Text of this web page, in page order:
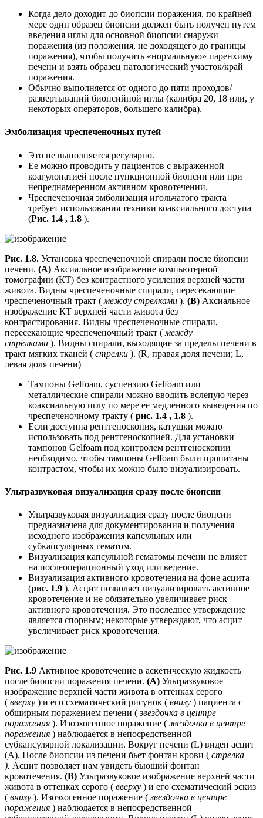
Когда дело доходит до биопсии поражения, по крайней
мере один образец биопсии должен быть получен путем
введения иглы для основной биопсии снаружи
поражения (из положения, не доходящего до границы
поражения), чтобы получить «нормальную» паренхиму
печени и взять образец патологический участок/край
поражения.
Обычно выполняется от одного до пяти проходов/
развертываний биопсийной иглы (калибра 20, 18 или, у
некоторых операторов, большего калибра).
Эмболизация чреспеченочных путей
Это не выполняется регулярно.
Ее можно проводить у пациентов с выраженной
коагулопатией после пункционной биопсии или при
непреднамеренном активном кровотечении.
Чреспеченочная эмболизация игольчатого тракта
требует использования техники коаксиального доступа
(Рис. 1.4 , 1.8 ).
Рис. 1.8. Установка чреспеченочной спирали после биопсии
печени. (А) Аксиальное изображение компьютерной
томографии (КТ) без контрастного усиления верхней части
живота. Видны чреспеченочные спирали, пересекающие
чреспеченочный тракт ( между стрелками ). (B) Аксиальное
изображение КТ верхней части живота без
контрастирования. Видны чреспеченочные спирали,
пересекающие чреспеченочный тракт ( между
стрелками ). Видны спирали, выходящие за пределы печени в
тракт мягких тканей ( стрелки ). (R, правая доля печени; L,
левая доля печени)
Тампоны Gelfoam, суспензию Gelfoam или
металлические спирали можно вводить вслепую через
коаксиальную иглу по мере ее медленного выведения по
чреспеченочному тракту ( рис. 1.4 , 1.8 ).
Если доступна рентгеноскопия, катушки можно
использовать под рентгеноскопией. Для установки
тампонов Gelfoam под контролем рентгеноскопии
необходимо, чтобы тампоны Gelfoam были пропитаны
контрастом, чтобы их можно было визуализировать.
Ультразвуковая визуализация сразу после биопсии
Ультразвуковая визуализация сразу после биопсии
предназначена для документирования и получения
исходного изображения капсульных или
субкапсулярных гематом.
Визуализация капсульной гематомы печени не влияет
на послеоперационный уход или ведение.
Визуализация активного кровотечения на фоне асцита
(рис. 1.9 ). Асцит позволяет визуализировать активное
кровотечение и не обязательно увеличивает риск
активного кровотечения. Это последнее утверждение
является спорным; некоторые утверждают, что асцит
увеличивает риск кровотечения.
Рис. 1.9 Активное кровотечение в аскетическую жидкость
после биопсии поражения печени. (А) Ультразвуковое
изображение верхней части живота в оттенках серого
( вверху ) и его схематический рисунок ( внизу ) пациента с
обширным поражением печени (звездочка в центре
поражения ). Изоэхогенное поражение (звездочка в центре
поражения ) наблюдается в непосредственной
субкапсулярной локализации. Вокруг печени (L) виден асцит
(А). После биопсии из печени бьет фонтан крови ( стрелка
). Асцит позволяет нам увидеть бьющий фонтан
кровотечения. (B) Ультразвуковое изображение верхней части
живота в оттенках серого ( вверху ) и его схематический эскиз
( внизу ). Изоэхогенное поражение (звездочка в центре
поражения ) наблюдается в непосредственной